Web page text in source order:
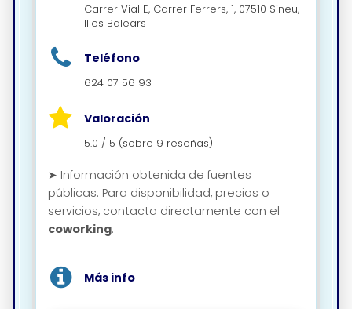
Carrer Vial E, Carrer Ferrers, 1, 07510 Sineu,
Illes Balears
Teléfono
624 07 56 93
Valoración
5.0 / 5 (sobre 9 reseñas)
➤ Información obtenida de fuentes
públicas. Para disponibilidad, precios o
servicios, contacta directamente con el
coworking.
Más info